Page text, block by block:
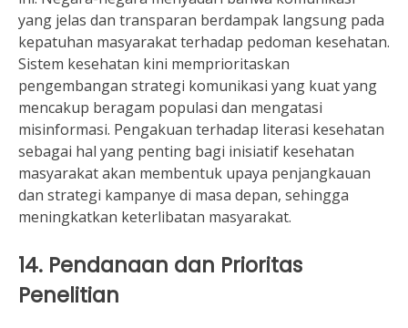
yang jelas dan transparan berdampak langsung pada
kepatuhan masyarakat terhadap pedoman kesehatan.
Sistem kesehatan kini memprioritaskan
pengembangan strategi komunikasi yang kuat yang
mencakup beragam populasi dan mengatasi
misinformasi. Pengakuan terhadap literasi kesehatan
sebagai hal yang penting bagi inisiatif kesehatan
masyarakat akan membentuk upaya penjangkauan
dan strategi kampanye di masa depan, sehingga
meningkatkan keterlibatan masyarakat.
14. Pendanaan dan Prioritas
Penelitian